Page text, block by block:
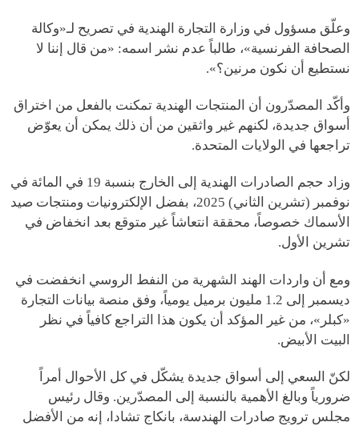
وعلّق مسؤول في وزارة التجارة الهندية في تصريح لـ«وكالة
الصحافة الفرنسية»، طالباً عدم نشر اسمه: «من قال إننا لا
نستطيع أن نكون مرنين؟».
وأكّد المصدّرون أن المنتجات الهندية تمكنت بالفعل من اختراق
أسواق جديدة، لكنهم غير واثقين من أن ذلك يمكن أن يعوّض
تراجعها في الولايات المتحدة.
وزاد حجم الصادرات الهندية إلى الخارج بنسبة 19 في المائة في
نوفمبر (تشرين الثاني) 2025، بفضل الإلكترونيات ومنتجات صيد
الأسماك خصوصاً، محققة انتعاشاً غير متوقع بعد انخفاض في
تشرين الأول.
ومع أن واردات الهند الشهرية من النفط الروسي انخفضت في
ديسمبر إلى 1.2 مليون برميل يومياً، وفق منصة بيانات التجارة
«كبلر»، من غير المؤكد أن يكون هذا التراجع كافياً في نظر
البيت الأبيض.
لكنّ السعي إلى أسواق جديدة يشكّل في كل الأحوال أمراً
ضرورياً وبالغ الأهمية بالنسبة إلى المصدّرين. وقال رئيس
مجلس ترويج صادرات الهندسة، بانكاج تشادا، إنه من الأفضل